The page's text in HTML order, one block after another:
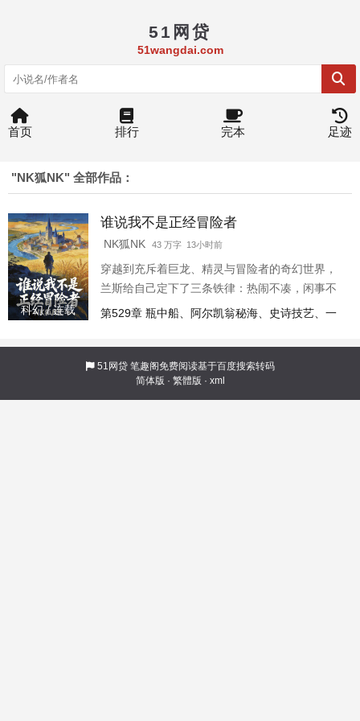
51网贷
51wangdai.com
首页 排行 完本 足迹
"NK狐NK" 全部作品：
科幻 / 连载
谁说我不是正经冒险者
NK狐NK 43 万字 13小时前
穿越到充斥着巨龙、精灵与冒险者的奇幻世界，
兰斯给自己定下了三条铁律：热闹不凑，闲事不
管，天黑不出门。 ……没想到穿越几个月后，上
无穷无尽的体力和永不终结的生命。 但是在这个
交织了冒险、梦想、贪婪、危险的世界，身为冒
险公会抄写员的他，只想平静的生活，默默的积
攒实力，最后去到满是异族小姐姐的贸易之都尽
第529章 瓶中船、阿尔凯翁秘海、史诗技艺、一
51网贷笔趣阁免费阅读基于百度搜索转码
简体版 · 繁體版 · xml